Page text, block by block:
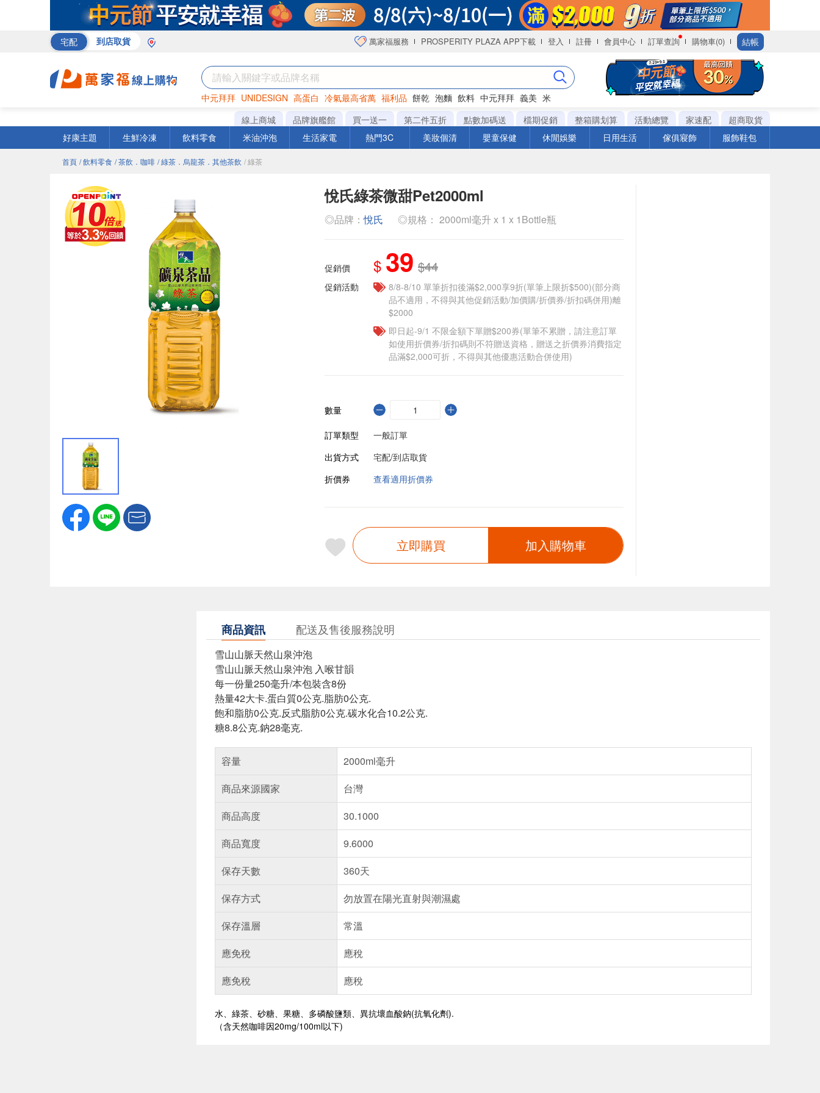
宅配 到店取貨 萬家福服務 PROSPERITY PLAZA APP下載 登入 註冊 會員中心 訂單查詢 購物車(0) 結帳
中元拜拜 UNIDESIGN 高蛋白 冷氣最高省萬 福利品 餅乾 泡麵 飲料 中元拜拜 義美 米
罐頭 咖啡 海苔
線上商城 品牌旗艦館 買一送一 第二件五折 點數加碼送 檔期促銷 整箱購划算 活動總覽 家速配
超商取貨
好康主題
生鮮冷凍 飲料零食 米油沖泡 生活家電 熱門3C 美妝個清 嬰童保健 休閒娛樂 日用生活 傢俱寢飾 服飾鞋包
首頁 / 飲料零食 / 茶飲．咖啡 / 綠茶．烏龍茶．其他茶飲 / 綠茶
悅氏綠茶微甜Pet2000ml
◎品牌：悅氏 ◎規格： 2000ml毫升 x 1 x 1Bottle瓶
促銷價 $ 39 $44
促銷活動
8/8-8/10 單筆折扣後滿$2,000享9折(單筆上限折$500)(部分商
品不適用，不得與其他促銷活動/加價購/折價券/折扣碼併用)離
$2000
即日起-9/1 不限金額下單贈$200券(單筆不累贈，請注意訂單
如使用折價券/折扣碼則不符贈送資格，贈送之折價券消費指定
品滿$2,000可折，不得與其他優惠活動合併使用)
數量
訂單類型
一般訂單
出貨方式
宅配/到店取貨
折價券
查看適用折價券
立即購買 加入購物車
商品資訊 配送及售後服務說明
雪山山脈天然山泉沖泡
雪山山脈天然山泉沖泡 入喉甘韻
每一份量250毫升/本包裝含8份
熱量42大卡.蛋白質0公克.脂肪0公克.
飽和脂肪0公克.反式脂肪0公克.碳水化合10.2公克.
糖8.8公克.鈉28毫克.
容量
2000ml毫升
商品來源國家
台灣
商品高度
30.1000
商品寬度
9.6000
保存天數
360天
保存方式
勿放置在陽光直射與潮濕處
保存溫層
常溫
應免稅
應稅
應免稅
應稅
水、綠茶、砂糖、果糖、多磷酸鹽類、異抗壞血酸鈉(抗氧化劑).
（含天然咖啡因20mg/100ml以下)